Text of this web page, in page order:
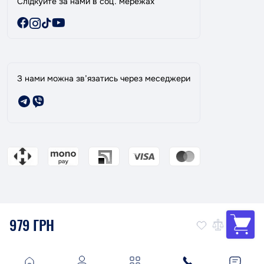
979 ГРН
З нами можна зв’язатись через меседжери
Магазин ТАНДЕМ: Ваш надійний партнер в фарбуванні авто!
Політика конфіденційності